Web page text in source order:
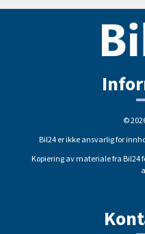
©
Bil24 er ikke ansvarlig for
Kopiering av materiale fra Bil24